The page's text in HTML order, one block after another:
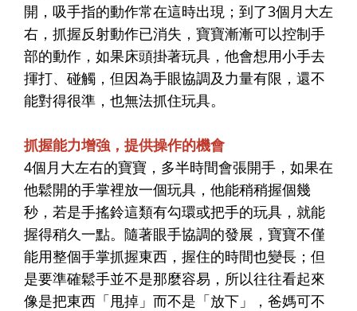
開，吸手指的動作常在這時出現；到了3個月大左
右，抓握反射動作已消失，寶寶漸漸可以控制手
部的動作，如果床頭掛著玩具，他會想用小手去
揮打、碰觸，但因為手眼協調及力量有限，還不
能對得很準，也無法抓住玩具。
抓握能力增強，提供操作的機會
4個月大左右的寶寶，多半時間會張開手，如果在
他鬆開的手掌裡放一個玩具，他能稍稍握個幾
秒，若是手搖鈴這類有勾環或把手的玩具，就能
握得稍久一點。隨著眼手協調的發展，寶寶不僅
能用整個手掌抓握東西，握住的時間也變長；但
是要準確鬆手並不是那麼容易，所以往往看起來
像是把東西「甩掉」而不是「放下」，爸媽可不